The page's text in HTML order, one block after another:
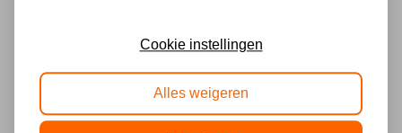
Allseasonbanden: Gemak en
flexibiliteit zonder een bandenwissel
Cookie instellingen
Alles weigeren